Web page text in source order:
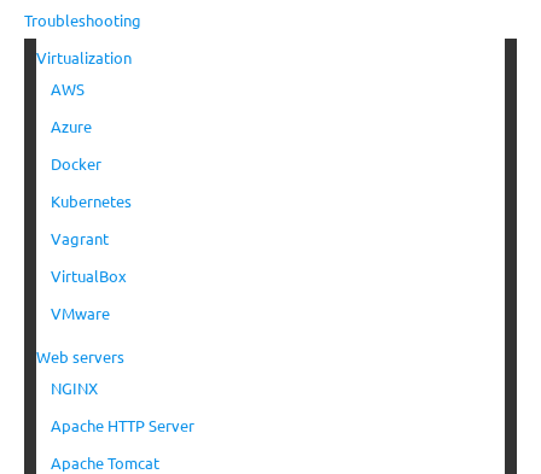
Troubleshooting
Virtualization
AWS
Azure
Docker
Kubernetes
Vagrant
VirtualBox
VMware
Web servers
NGINX
Apache HTTP Server
Apache Tomcat